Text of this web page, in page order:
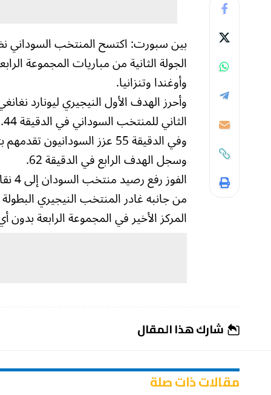
بين سبورت: اكتسح المنتخب السوداني
الجولة الثانية من مباريات المجموعة
وأوغندا وتنزانيا.
وأحرز الهدف الأول النيجيري ليونارد
الثاني للمنتخب السوداني في الدقيقة 44.
وفي الدقيقة 55 عزز
وسجل الهدف الرابع في الدقيقة 62.
الفوز رفع رصيد منتخب السودان إلى 4 نقاط في صدارة المجموعة الرابعة بفارق الأهداف أمام السنغال.
من جانبه غادر المنتخب النيجيري
المركز الأخير في المجموعة الرابعة
شارك هذا المقال
مقالات ذات صلة